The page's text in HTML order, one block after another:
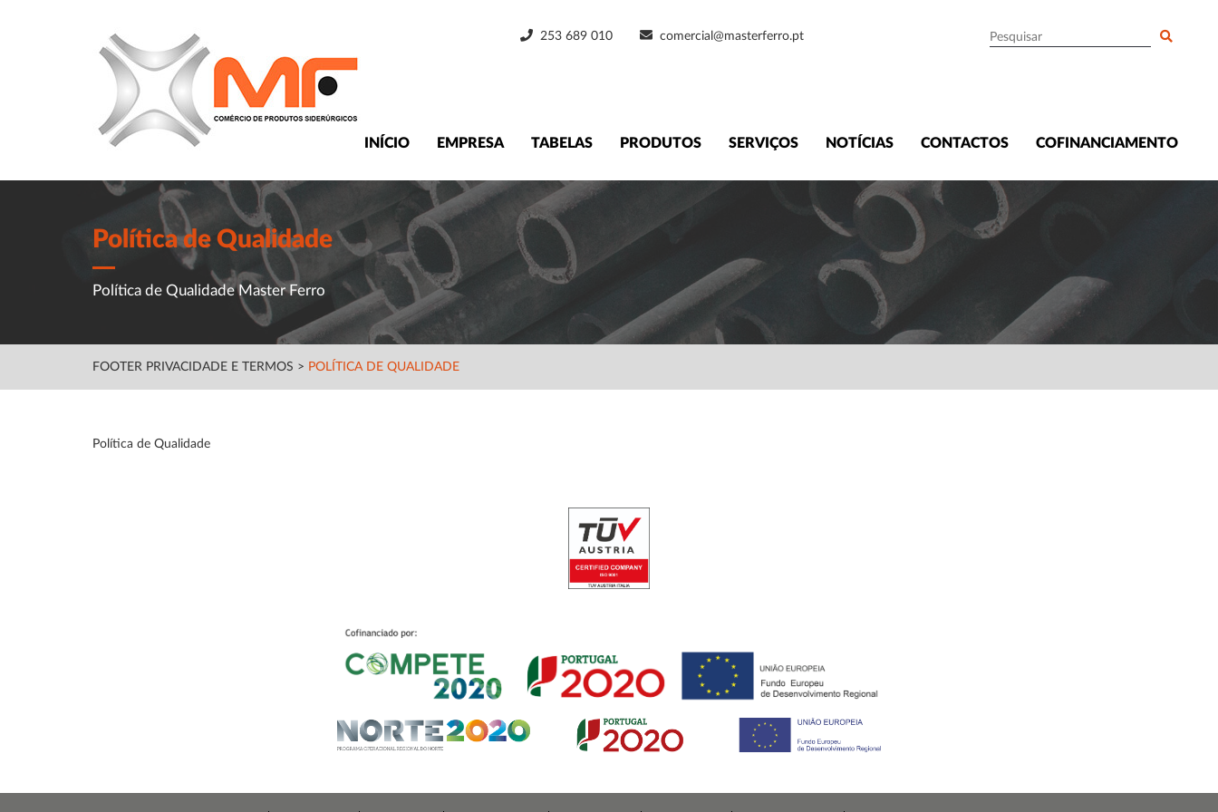
253 689 010 comercial@masterferro.pt
INÍCIO EMPRESA TABELAS PRODUTOS SERVIÇOS NOTÍCIAS CONTACTOS COFINANCIAMENTO
Política de Qualidade
Política de Qualidade Master Ferro
FOOTER PRIVACIDADE E TERMOS > POLÍTICA DE QUALIDADE
Política de Qualidade